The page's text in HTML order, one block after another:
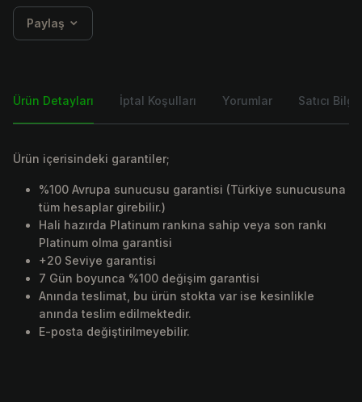
Paylaş
Ürün Detayları İptal Koşulları Yorumlar Satıcı
Ürün içerisindeki garantiler;
%100 Avrupa sunucusu garantisi (Türkiye sunucusuna
tüm hesaplar girebilir.)
Hali hazırda Platinum rankına sahip veya son rankı
Platinum olma garantisi
+20 Seviye garantisi
7 Gün boyunca %100 değişim garantisi
Anında teslimat, bu ürün stokta var ise kesinlikle
anında teslim edilmektedir.
E-posta değiştirilmeyebilir.